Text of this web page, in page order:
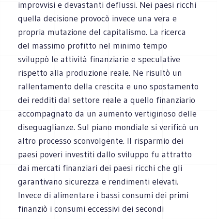
improvvisi e devastanti deflussi. Nei paesi ricchi
quella decisione provocò invece una vera e
propria mutazione del capitalismo. La ricerca
del massimo profitto nel minimo tempo
sviluppò le attività finanziarie e speculative
rispetto alla produzione reale. Ne risultò un
rallentamento della crescita e uno spostamento
dei redditi dal settore reale a quello finanziario
accompagnato da un aumento vertiginoso delle
diseguaglianze. Sul piano mondiale si verificò un
altro processo sconvolgente. Il risparmio dei
paesi poveri investiti dallo sviluppo fu attratto
dai mercati finanziari dei paesi ricchi che gli
garantivano sicurezza e rendimenti elevati.
Invece di alimentare i bassi consumi dei primi
finanziò i consumi eccessivi dei secondi